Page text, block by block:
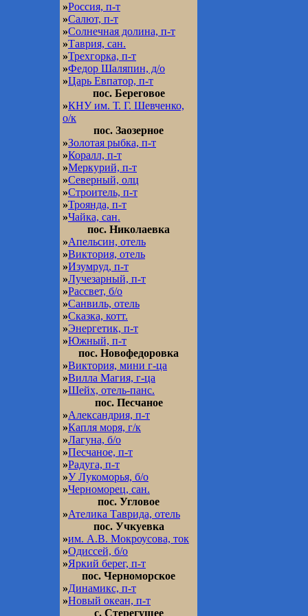
»Россия, п-т
»Салют, п-т
»Солнечная долина, п-т
»Таврия, сан.
»Трехгорка, п-т
»Федор Шаляпин, д/о
»Царь Евпатор, п-т
пос. Береговое
»КНУ им. Т. Г. Шевченко,
о/к
пос. Заозерное
»Золотая рыбка, п-т
»Коралл, п-т
»Меркурий, п-т
»Северный, олц
»Строитель, п-т
»Троянда, п-т
»Чайка, сан.
пос. Николаевка
»Апельсин, отель
»Виктория, отель
»Изумруд, п-т
»Лучезарный, п-т
»Рассвет, б/о
»Санвиль, отель
»Сказка, котт.
»Энергетик, п-т
»Южный, п-т
пос. Новофедоровка
»Виктория, мини г-ца
»Вилла Магия, г-ца
»Шейх, отель-панс.
пос. Песчаное
»Александрия, п-т
»Капля моря, г/к
»Лагуна, б/о
»Песчаное, п-т
»Радуга, п-т
»У Лукоморья, б/о
»Черноморец, сан.
пос. Угловое
»Ателика Таврида, отель
пос. Учкуевка
»им. А.В. Мокроусова, ток
»Одиссей, б/о
»Яркий берег, п-т
пос. Черноморское
»Динамикс, п-т
»Новый океан, п-т
с. Стерегущее